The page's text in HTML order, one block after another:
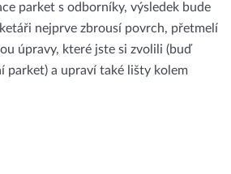
parket s odborníky, výsledek bude
nejprve zbrousí povrch, přetmelí
úpravy, které jste si zvolili (buď
parket) a upraví také lišty kolem